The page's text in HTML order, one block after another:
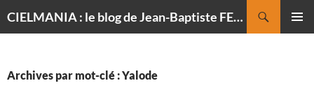
CIELMANIA : le blog de Jean-Baptiste FELDMANN, photographe du ciel
Archives par mot-clé : Yalode